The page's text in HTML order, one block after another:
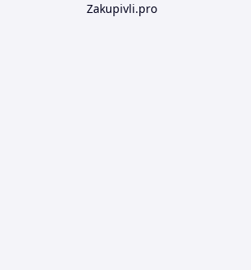
Zakupivli.pro